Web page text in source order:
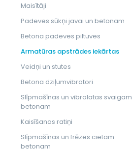
Maisītāji
Padeves sūkņi javai un betonam
Betona padeves piltuves
Armatūras apstrādes iekārtas
Veidņi un stutes
Betona dziļumvibratori
Slīpmašīnas un vibrolatas svaigam
betonam
Kaisīšanas ratiņi
Slīpmašīnas un frēzes cietam
betonam